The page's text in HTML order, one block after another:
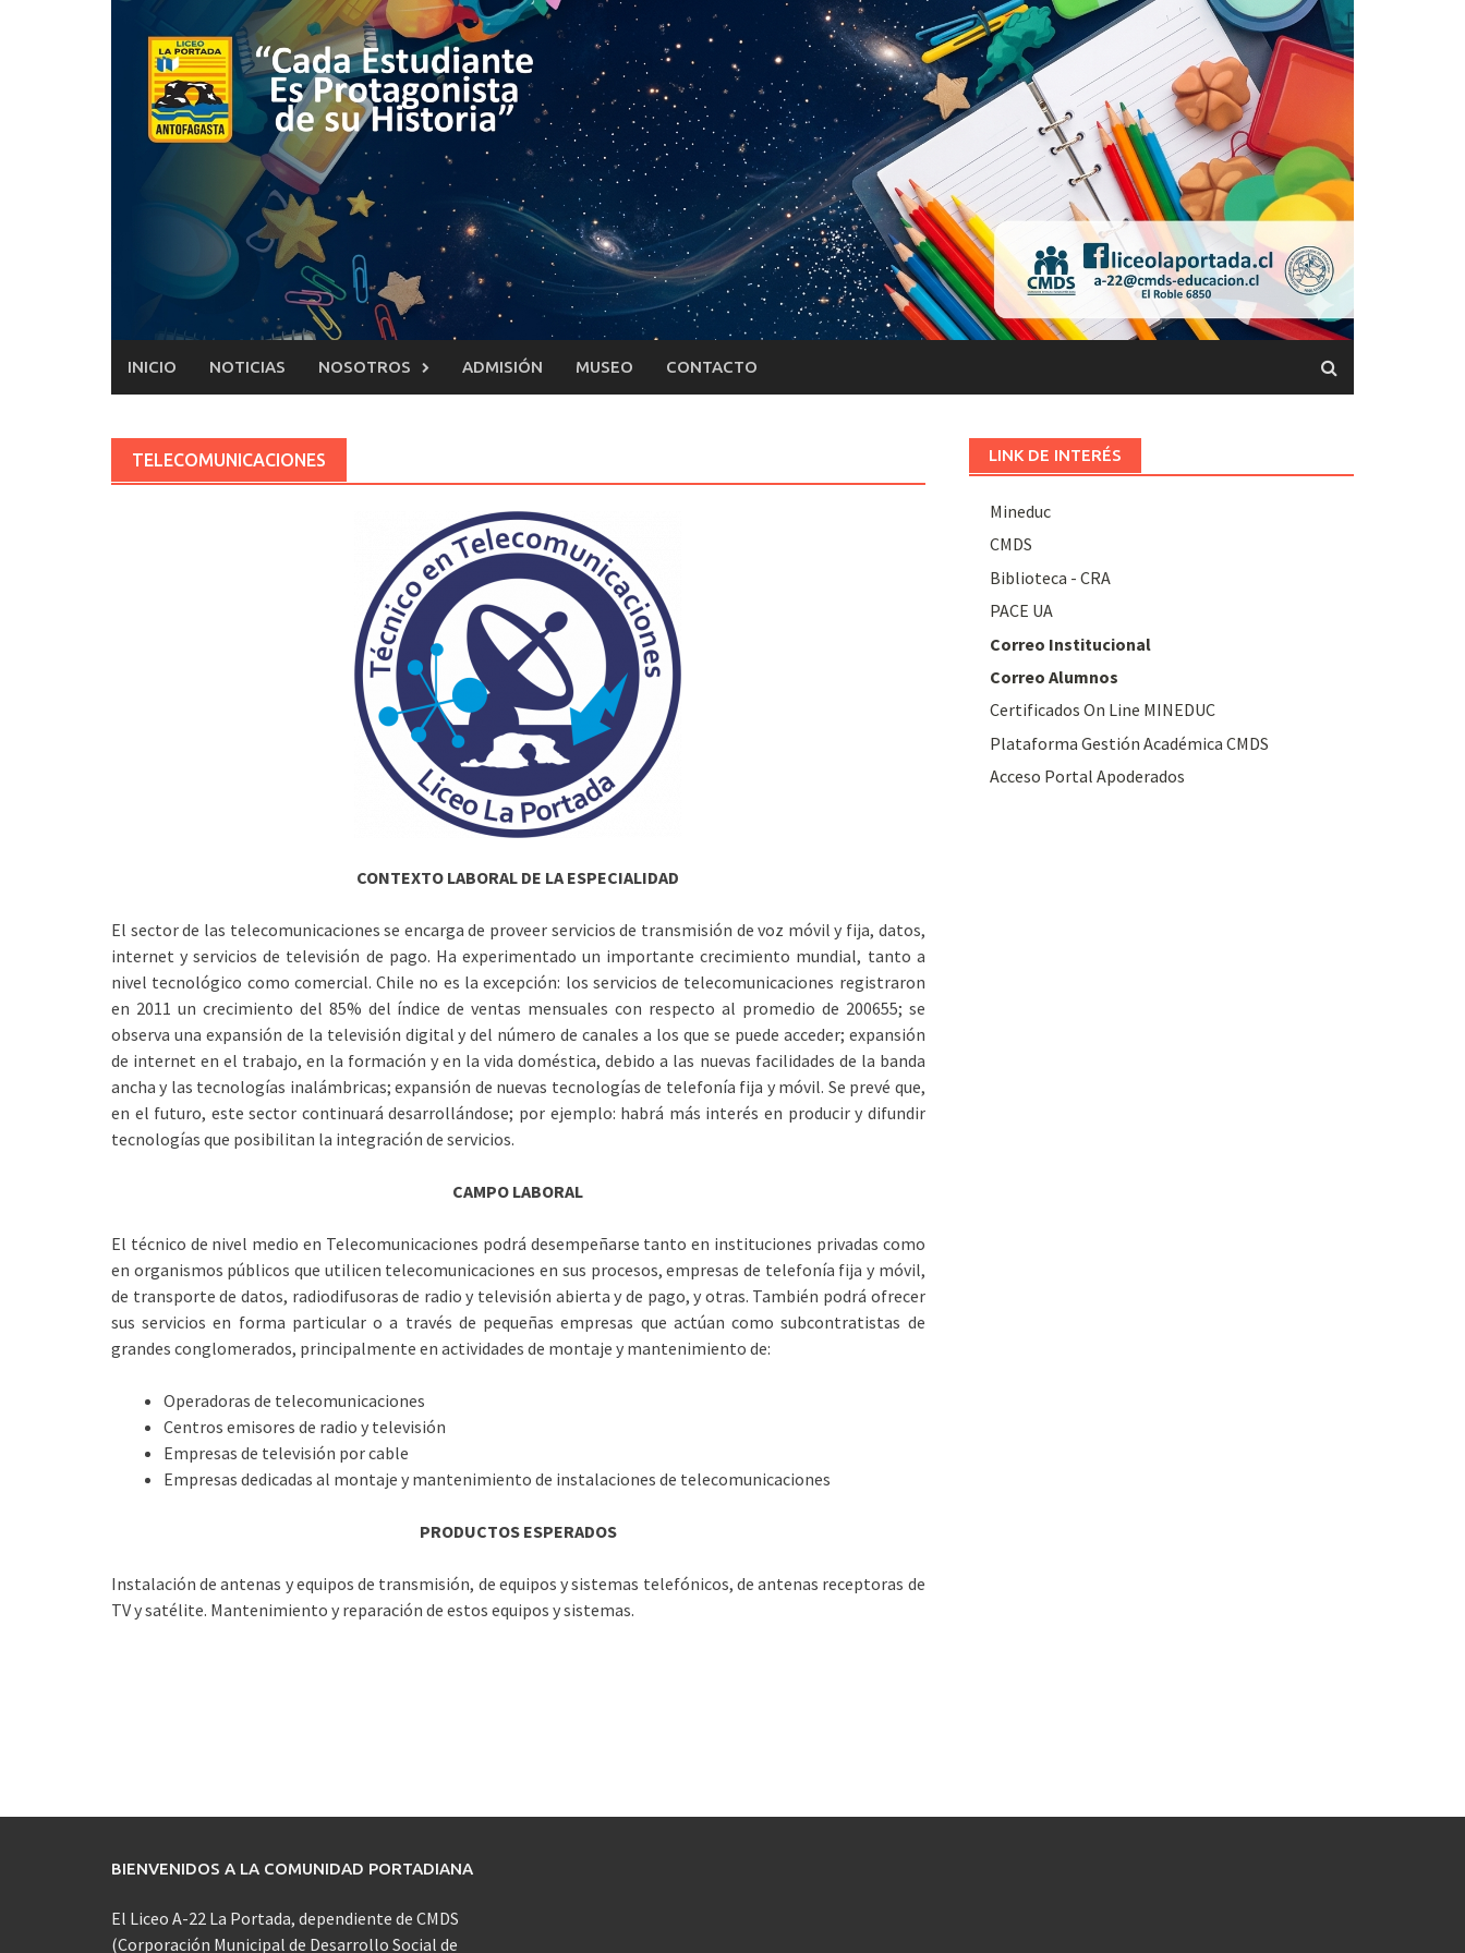
INICIO NOTICIAS NOSOTROS ADMISIÓN MUSEO CONTACTO
TELECOMUNICACIONES
CONTEXTO LABORAL DE LA ESPECIALIDAD
El sector de las telecomunicaciones se encarga de proveer servicios de transmisión de voz móvil y fija, datos,
internet y servicios de televisión de pago. Ha experimentado un importante crecimiento mundial, tanto a
nivel tecnológico como comercial. Chile no es la excepción: los servicios de telecomunicaciones registraron
en 2011 un crecimiento del 85% del índice de ventas mensuales con respecto al promedio de 200655; se
observa una expansión de la televisión digital y del número de canales a los que se puede acceder; expansión
de internet en el trabajo, en la formación y en la vida doméstica, debido a las nuevas facilidades de la banda
ancha y las tecnologías inalámbricas; expansión de nuevas tecnologías de telefonía fija y móvil. Se prevé que,
en el futuro, este sector continuará desarrollándose; por ejemplo: habrá más interés en producir y difundir
tecnologías que posibilitan la integración de servicios.
CAMPO LABORAL
El técnico de nivel medio en Telecomunicaciones podrá desempeñarse tanto en instituciones privadas como
en organismos públicos que utilicen telecomunicaciones en sus procesos, empresas de telefonía fija y móvil,
de transporte de datos, radiodifusoras de radio y televisión abierta y de pago, y otras. También podrá ofrecer
sus servicios en forma particular o a través de pequeñas empresas que actúan como subcontratistas de
grandes conglomerados, principalmente en actividades de montaje y mantenimiento de:
Operadoras de telecomunicaciones
Centros emisores de radio y televisión
Empresas de televisión por cable
Empresas dedicadas al montaje y mantenimiento de instalaciones de telecomunicaciones
PRODUCTOS ESPERADOS
Instalación de antenas y equipos de transmisión, de equipos y sistemas telefónicos, de antenas receptoras de
TV y satélite. Mantenimiento y reparación de estos equipos y sistemas.
LINK DE INTERÉS
Mineduc
CMDS
Biblioteca - CRA
PACE UA
Correo Institucional
Correo Alumnos
Certificados On Line MINEDUC
Plataforma Gestión Académica CMDS
Acceso Portal Apoderados
BIENVENIDOS A LA COMUNIDAD PORTADIANA
El Liceo A-22 La Portada, dependiente de CMDS
(Corporación Municipal de Desarrollo Social de